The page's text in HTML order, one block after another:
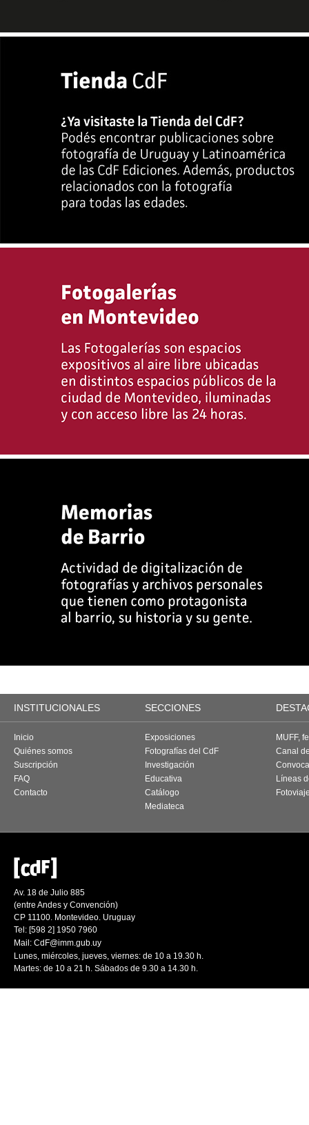
INSTITUCIONALES SECCIONES
Inicio
Quiénes somos
Suscripción
FAQ
Contacto
Exposiciones
Fotografías del CdF
Investigación
Educativa
Catálogo
Mediateca
MUFF,
Canal
Líneas
Av. 18 de Julio 885
(entre Andes y Convención)
CP 11100. Montevideo. Uruguay
Tel: [598 2] 1950 7960
Mail: CdF@imm.gub.uy
Lunes, miércoles, jueves, viernes: de 10 a 19.30 h.
Martes: de 10 a 21 h. Sábados de 9.30 a 14.30 h.